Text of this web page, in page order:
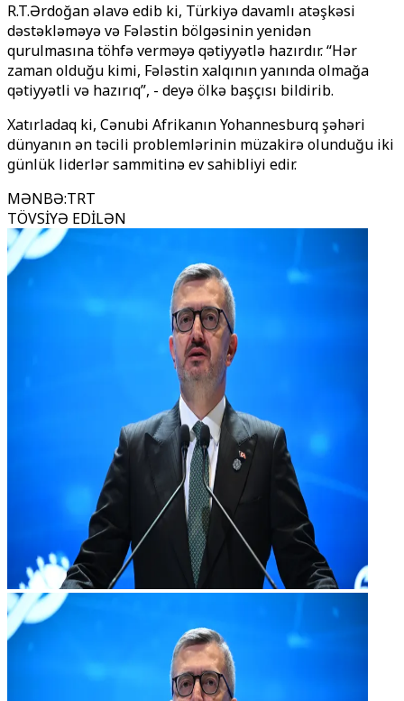
R.T.Ərdoğan əlavə edib ki, Türkiyə davamlı atəşkəsi
dəstəkləməyə və Fələstin bölgəsinin yenidən
qurulmasına töhfə verməyə qətiyyətlə hazırdır. “Hər
zaman olduğu kimi, Fələstin xalqının yanında olmağa
qətiyyətli və hazırıq”, - deyə ölkə başçısı bildirib.
Xatırladaq ki, Cənubi Afrikanın Yohannesburq şəhəri
dünyanın ən təcili problemlərinin müzakirə olunduğu iki
günlük liderlər sammitinə ev sahibliyi edir.
MƏNBƏ:TRT
TÖVSİYƏ EDİLƏN